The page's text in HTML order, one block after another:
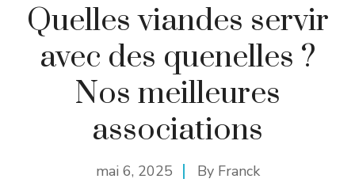
Quelles viandes servir
avec des quenelles ?
Nos meilleures
associations
mai 6, 2025 By Franck